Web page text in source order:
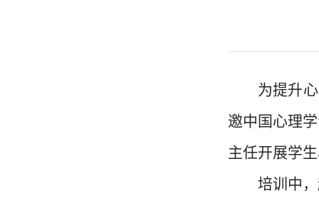
为提升
邀中国心理
主任开展学
培训中